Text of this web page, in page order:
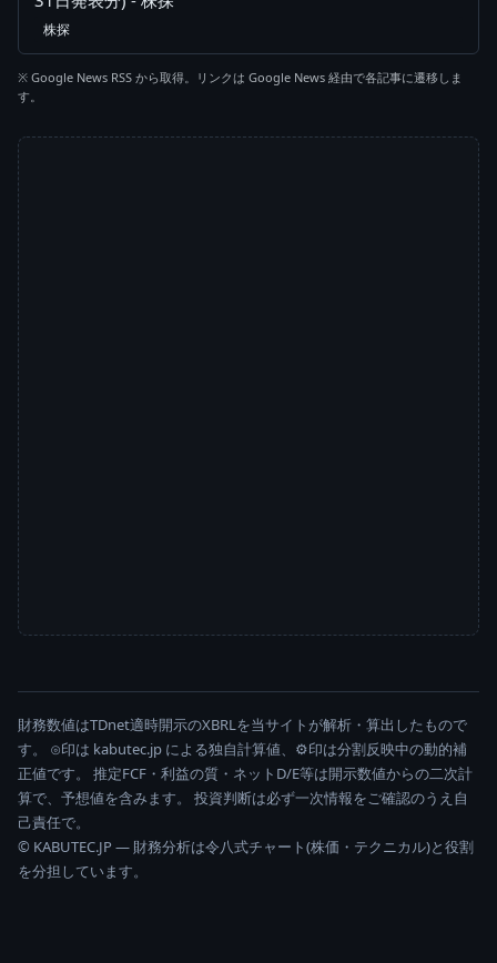
株探
※ Google News RSS から取得。リンクは Google News 経由で各記事に遷移しま
す。
財務数値はTDnet適時開示のXBRLを当サイトが解析・算出したもので
す。 ⊙印は kabutec.jp による独自計算値、⚙印は分割反映中の動的補
正値です。 推定FCF・利益の質・ネットD/E等は開示数値からの二次計
算で、予想値を含みます。 投資判断は必ず一次情報をご確認のうえ自
己責任で。
© KABUTEC.JP — 財務分析は令八式チャート(株価・テクニカル)と役割
を分担しています。